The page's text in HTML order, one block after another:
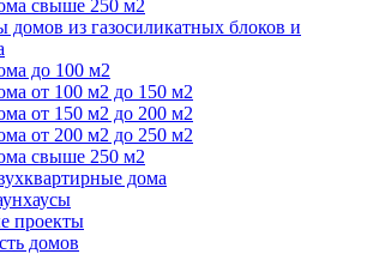
свыше 250 м2
домов из газосиликатных блоков и
до 100 м2
от 100 м2 до 150 м2
от 150 м2 до 200 м2
от 200 м2 до 250 м2
свыше 250 м2
дома
проекты
домов